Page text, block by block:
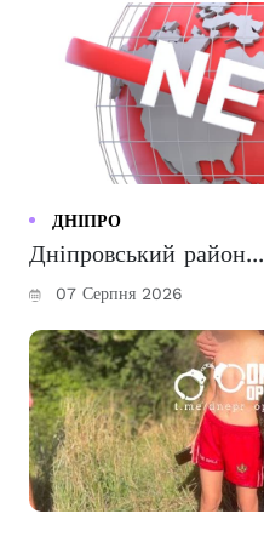
ДНІПРО
Дніпровський район...
07 Серпня 2026